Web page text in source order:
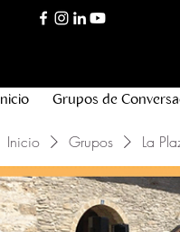
Inicio Grupos de
Inicio Grupos La